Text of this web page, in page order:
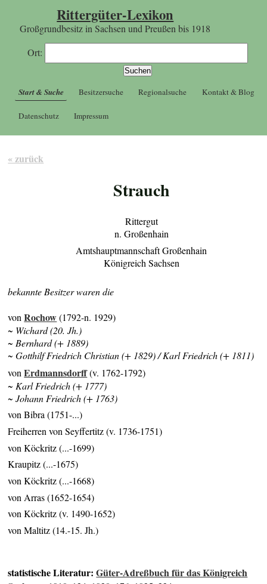
Rittergüter-Lexikon
Großgrundbesitz in Sachsen und Preußen bis 1918
Ort:
Start & Suche Besitzersuche Regionalsuche Kontakt & Blog
Datenschutz Impressum
« zurück
Strauch
Rittergut
n. Großenhain
Amtshauptmannschaft Großenhain
Königreich Sachsen
bekannte Besitzer waren die
vonRochow(1792-n. 1929)
~ Wichard (20. Jh.)
~ Bernhard (+ 1889)
~ Gotthilf Friedrich Christian (+ 1829) / Karl Friedrich (+ 1811)
vonErdmannsdorff(v. 1762-1792)
~ Karl Friedrich (+ 1777)
~ Johann Friedrich (+ 1763)
von Bibra (1751-...)
Freiherren von Seyffertitz (v. 1736-1751)
von Köckritz (...-1699)
Kraupitz (...-1675)
von Köckritz (...-1668)
von Arras (1652-1654)
von Köckritz (v. 1490-1652)
von Maltitz (14.-15. Jh.)
statistische Literatur:Güter-Adreßbuch für das Königreich